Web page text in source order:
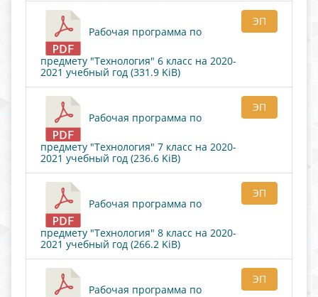
Рабочая программа по
предмету "Технология" 6 класс на 2020-
2021 учебный год (331.9 KiB)
ЭП
Рабочая программа по
предмету "Технология" 7 класс на 2020-
2021 учебный год (236.6 KiB)
ЭП
Рабочая программа по
предмету "Технология" 8 класс на 2020-
2021 учебный год (266.2 KiB)
ЭП
Рабочая программа по
ЭП